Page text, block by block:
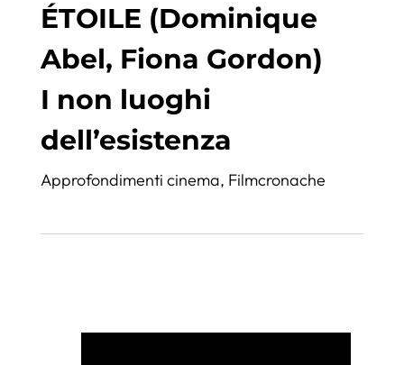
ÉTOILE (Dominique
Abel, Fiona Gordon)
I non luoghi
dell’esistenza
Approfondimenti cinema, Filmcronache